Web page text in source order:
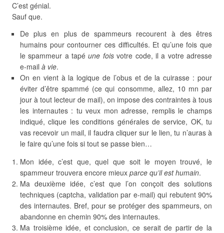
C’est génial.
Sauf que.
De plus en plus de spammeurs recourent à des êtres
humains pour contourner ces difficultés. Et qu’une fois que
le spammeur a tapéune foisvotre code, il a votre adresse
e-mail à vie.
On en vient à la logique de l’obus et de la cuirasse : pour
éviter d’être spammé (ce qui consomme, allez, 10 mn par
jour à tout lecteur de mail), on impose des contraintes à tous
les internautes : tu veux mon adresse, remplis le champs
indiqué, clique les conditions générales de service, OK, tu
vas recevoir un mail, il faudra cliquer sur le lien, tu n’auras à
le faire qu’une fois si tout se passe bien…
Mon idée, c’est que, quel que soit le moyen trouvé, le
spammeur trouvera encore mieux parce qu’il est humain.
Ma deuxième idée, c’est que l’on conçoit des solutions
techniques (captcha, validation par e-mail) qui rebutent 90%
des internautes. Bref, pour se protéger des spammeurs, on
abandonne en chemin 90% des internautes.
Ma troisième idée, et conclusion, ce serait de partir de la